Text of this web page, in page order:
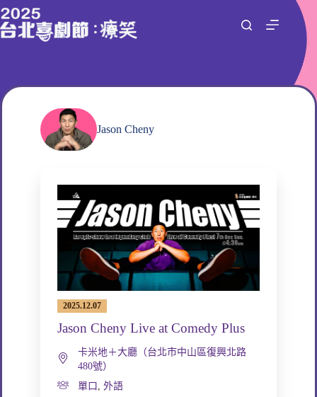
跳
至
容
Jason Cheny
2025.12.07
Jason Cheny Live at Comedy Plus
卡米地＋大廳（台北市中山區復興北路
480號）
單口 , 外語